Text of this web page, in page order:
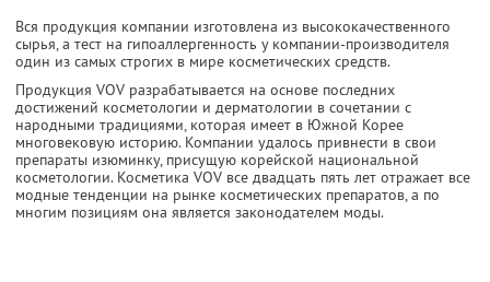
Вся продукция компании изготовлена из высококачественного
сырья, а тест на гипоаллергенность у компании-производителя
один из самых строгих в мире косметических средств.
Продукция VOV разрабатывается на основе последних
достижений косметологии и дерматологии в сочетании с
народными традициями, которая имеет в Южной Корее
многовековую историю. Компании удалось привнести в свои
препараты изюминку, присущую корейской национальной
косметологии. Косметика VOV все двадцать пять лет отражает все
модные тенденции на рынке косметических препаратов, а по
многим позициям она является законодателем моды.